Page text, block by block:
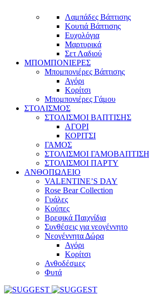
Λαμπάδες Βάπτισης
Κουτιά Βάπτισης
Ευχολόγια
Μαρτυρικά
Σετ Λαδιού
ΜΠΟΜΠΟΝΙΕΡΕΣ
Μπομπονιέρες Βάπτισης
Αγόρι
Κορίτσι
Μπομπονιέρες Γάμου
ΣΤΟΛΙΣΜΟΣ
ΣΤΟΛΙΣΜΟΙ ΒΑΠΤΙΣΗΣ
ΑΓΟΡΙ
ΚΟΡΙΤΣΙ
ΓΑΜΟΣ
ΣΤΟΛΙΣΜΟΙ
ΣΤΟΛΙΣΜΟΙ ΠΑΡΤΥ
ΑΝΘΟΠΩΛΕΙΟ
VALENTINE’S DAY
Rose Bear Collection
Γυάλες
Κούπες
Βρεφικά Παιχνίδια
Συνθέσεις για νεογέννητο
Νεογέννητα Δώρα
Αγόρι
Κορίτσι
Ανθοδέσμες
Φυτά